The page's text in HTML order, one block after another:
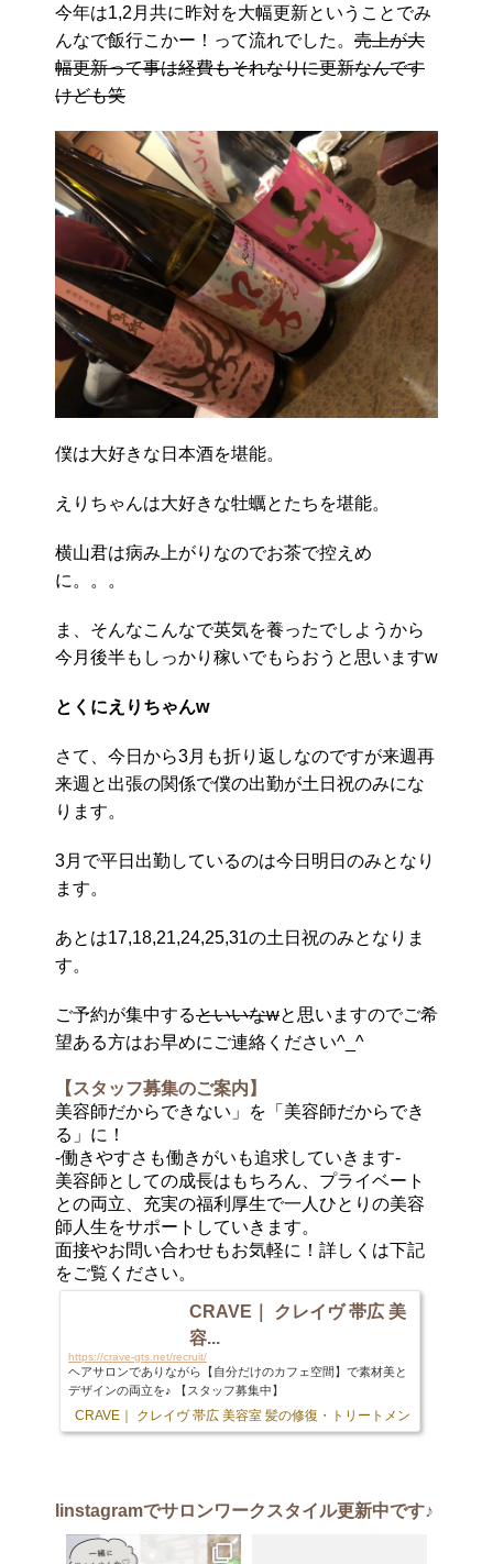
今年は1,2月共に昨対を大幅更新ということでみ
んなで飯行こかー！って流れでした。 売上が大
幅更新って事は経費もそれなりに更新なんです
けども笑
僕は大好きな日本酒を堪能。
えりちゃんは大好きな牡蠣とたちを堪能。
横山君は病み上がりなのでお茶で控えめ
に。。。
ま、そんなこんなで英気を養ったでしようから
今月後半もしっかり稼いでもらおうと思いますw
とくにえりちゃんw
さて、今日から3月も折り返しなのですが来週再
来週と出張の関係で僕の出勤が土日祝のみにな
ります。
3月で平日出勤しているのは今日明日のみとなり
ます。
あとは17,18,21,24,25,31の土日祝のみとなりま
す。
ご予約が集中するといいなwと思いますのでご希
望ある方はお早めにご連絡ください^_^
【スタッフ募集のご案内】
美容師だからできない」を「美容師だからでき
る」に！
-働きやすさも働きがいも追求していきます-
美容師としての成長はもちろん、プライベート
との両立、充実の福利厚生で一人ひとりの美容
師人生をサポートしていきます。
面接やお問い合わせもお気軽に！詳しくは下記
をご覧ください。
CRAVE｜ クレイヴ 帯広 美
容...
https://crave-gts.net/recruit/
ヘアサロンでありながら【自分だけのカフェ空間】で素材美と
デザインの両立を♪ 【スタッフ募集中】
CRAVE｜ クレイヴ 帯広 美容室 髪の修復・トリートメント専門店
Iinstagramでサロンワークスタイル更新中です♪